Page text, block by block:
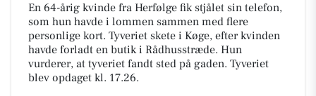
En 64-årig kvinde fra Herfølge fik stjålet sin telefon,
som hun havde i lommen sammen med flere
personlige kort. Tyveriet skete i Køge, efter kvinden
havde forladt en butik i Rådhusstræde. Hun
vurderer, at tyveriet fandt sted på gaden. Tyveriet
blev opdaget kl. 17.26.